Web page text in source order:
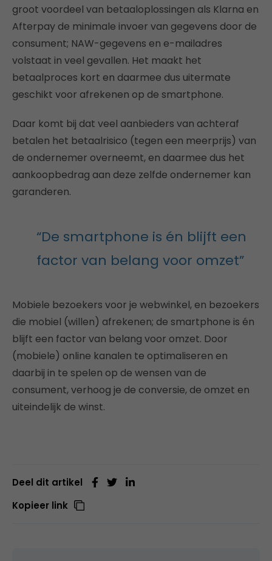
groot voordeel van betaaloplossingen als Klarna en
Afterpay de minimale invoer van gegevens door de
consument; NAW-gegevens en e-mailadres
volstaat in veel gevallen. Het maakt het
betaalproces kort en daarmee dus uitermate
geschikt voor afrekenen op de smartphone.
Daar komt bij dat veel aanbieders van achteraf
betalen het betaalrisico (tegen een meerprijs) van
de ondernemer overneemt, en daarmee dus het
aankoopbedrag aan deze zelfde ondernemer kan
garanderen.
“De smartphone is én blijft een
factor van belang voor omzet”
Mobiele bezoekers voor je webwinkel, en bezoekers
die mobiel (willen) afrekenen; de smartphone is én
blijft een factor van belang voor omzet. Door
(mobiele) online kanalen te optimaliseren en
daarbij in te spelen op de wensen van de
consument, verhoog je de conversie, de omzet en
uiteindelijk de winst.
Deel dit artikel
Kopieer link